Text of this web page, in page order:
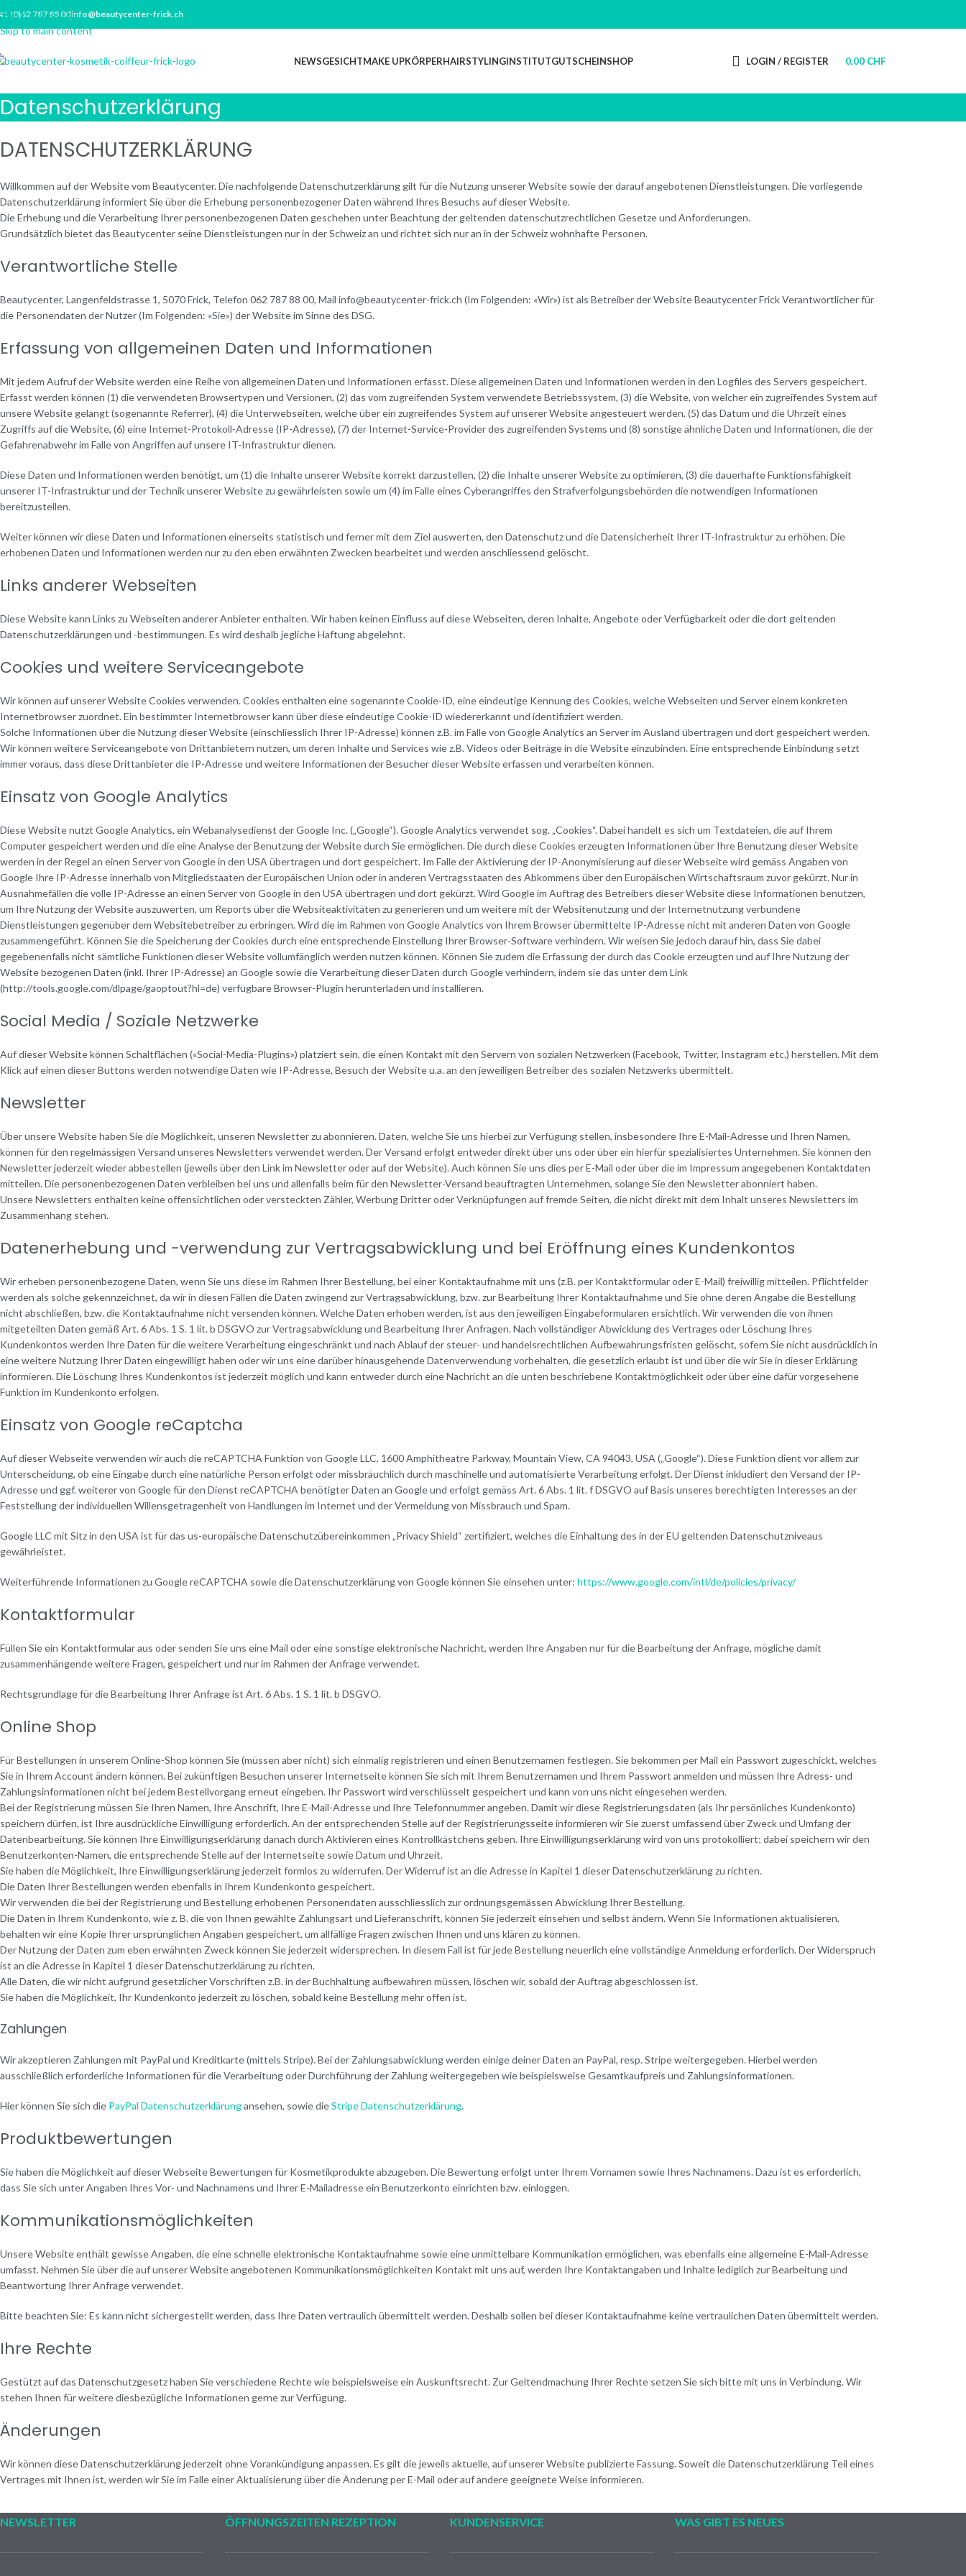
Skip to navigation
Skip to main content
(0)62 787 88 00info@beautycenter-frick.ch
NEWSGESICHTMAKE UPKÖRPERHAIRSTYLINGINSTITUTGUTSCHEINSHOP LOGIN / REGISTER 0,00 CHF
Datenschutzerklärung
DATENSCHUTZERKLÄRUNG
Willkommen auf der Website vom Beautycenter. Die nachfolgende Datenschutzerklärung gilt für die Nutzung unserer Website sowie der darauf angebotenen Dienstleistungen. Die vorliegende
Datenschutzerklärung informiert Sie über die Erhebung personenbezogener Daten während Ihres Besuchs auf dieser Website.
Die Erhebung und die Verarbeitung Ihrer personenbezogenen Daten geschehen unter Beachtung der geltenden datenschutzrechtlichen Gesetze und Anforderungen.
Grundsätzlich bietet das Beautycenter seine Dienstleistungen nur in der Schweiz an und richtet sich nur an in der Schweiz wohnhafte Personen.
Verantwortliche Stelle
Beautycenter, Langenfeldstrasse 1, 5070 Frick, Telefon 062 787 88 00, Mail info@beautycenter-frick.ch (Im Folgenden: «Wir») ist als Betreiber der Website Beautycenter Frick Verantwortlicher für
die Personendaten der Nutzer (Im Folgenden: «Sie») der Website im Sinne des DSG.
Erfassung von allgemeinen Daten und Informationen
Mit jedem Aufruf der Website werden eine Reihe von allgemeinen Daten und Informationen erfasst. Diese allgemeinen Daten und Informationen werden in den Logfiles des Servers gespeichert.
Erfasst werden können (1) die verwendeten Browsertypen und Versionen, (2) das vom zugreifenden System verwendete Betriebssystem, (3) die Website, von welcher ein zugreifendes System auf
unsere Website gelangt (sogenannte Referrer), (4) die Unterwebseiten, welche über ein zugreifendes System auf unserer Website angesteuert werden, (5) das Datum und die Uhrzeit eines
Zugriffs auf die Website, (6) eine Internet-Protokoll-Adresse (IP-Adresse), (7) der Internet-Service-Provider des zugreifenden Systems und (8) sonstige ähnliche Daten und Informationen, die der
Gefahrenabwehr im Falle von Angriffen auf unsere IT-Infrastruktur dienen.
Diese Daten und Informationen werden benötigt, um (1) die Inhalte unserer Website korrekt darzustellen, (2) die Inhalte unserer Website zu optimieren, (3) die dauerhafte Funktionsfähigkeit
unserer IT-Infrastruktur und der Technik unserer Website zu gewährleisten sowie um (4) im Falle eines Cyberangriffes den Strafverfolgungsbehörden die notwendigen Informationen
bereitzustellen.
Weiter können wir diese Daten und Informationen einerseits statistisch und ferner mit dem Ziel auswerten, den Datenschutz und die Datensicherheit Ihrer IT-Infrastruktur zu erhöhen. Die
erhobenen Daten und Informationen werden nur zu den eben erwähnten Zwecken bearbeitet und werden anschliessend gelöscht.
Links anderer Webseiten
Diese Website kann Links zu Webseiten anderer Anbieter enthalten. Wir haben keinen Einfluss auf diese Webseiten, deren Inhalte, Angebote oder Verfügbarkeit oder die dort geltenden
Datenschutzerklärungen und -bestimmungen. Es wird deshalb jegliche Haftung abgelehnt.
Cookies und weitere Serviceangebote
Wir können auf unserer Website Cookies verwenden. Cookies enthalten eine sogenannte Cookie-ID, eine eindeutige Kennung des Cookies, welche Webseiten und Server einem konkreten
Internetbrowser zuordnet. Ein bestimmter Internetbrowser kann über diese eindeutige Cookie-ID wiedererkannt und identifiziert werden.
Solche Informationen über die Nutzung dieser Website (einschliesslich Ihrer IP-Adresse) können z.B. im Falle von Google Analytics an Server im Ausland übertragen und dort gespeichert werden.
Wir können weitere Serviceangebote von Drittanbietern nutzen, um deren Inhalte und Services wie z.B. Videos oder Beiträge in die Website einzubinden. Eine entsprechende Einbindung setzt
immer voraus, dass diese Drittanbieter die IP-Adresse und weitere Informationen der Besucher dieser Website erfassen und verarbeiten können.
Einsatz von Google Analytics
Diese Website nutzt Google Analytics, ein Webanalysedienst der Google Inc. („Google“). Google Analytics verwendet sog. „Cookies“. Dabei handelt es sich um Textdateien, die auf Ihrem
Computer gespeichert werden und die eine Analyse der Benutzung der Website durch Sie ermöglichen. Die durch diese Cookies erzeugten Informationen über Ihre Benutzung dieser Website
werden in der Regel an einen Server von Google in den USA übertragen und dort gespeichert. Im Falle der Aktivierung der IP-Anonymisierung auf dieser Webseite wird gemäss Angaben von
Google Ihre IP-Adresse innerhalb von Mitgliedstaaten der Europäischen Union oder in anderen Vertragsstaaten des Abkommens über den Europäischen Wirtschaftsraum zuvor gekürzt. Nur in
Ausnahmefällen die volle IP-Adresse an einen Server von Google in den USA übertragen und dort gekürzt. Wird Google im Auftrag des Betreibers dieser Website diese Informationen benutzen,
um Ihre Nutzung der Website auszuwerten, um Reports über die Websiteaktivitäten zu generieren und um weitere mit der Websitenutzung und der Internetnutzung verbundene
Dienstleistungen gegenüber dem Websitebetreiber zu erbringen. Wird die im Rahmen von Google Analytics von Ihrem Browser übermittelte IP-Adresse nicht mit anderen Daten von Google
zusammengeführt. Können Sie die Speicherung der Cookies durch eine entsprechende Einstellung Ihrer Browser-Software verhindern. Wir weisen Sie jedoch darauf hin, dass Sie dabei
gegebenenfalls nicht sämtliche Funktionen dieser Website vollumfänglich werden nutzen können. Können Sie zudem die Erfassung der durch das Cookie erzeugten und auf Ihre Nutzung der
Website bezogenen Daten (inkl. Ihrer IP-Adresse) an Google sowie die Verarbeitung dieser Daten durch Google verhindern, indem sie das unter dem Link
(http://tools.google.com/dlpage/gaoptout?hl=de) verfügbare Browser-Plugin herunterladen und installieren.
Social Media / Soziale Netzwerke
Auf dieser Website können Schaltflächen («Social-Media-Plugins») platziert sein, die einen Kontakt mit den Servern von sozialen Netzwerken (Facebook, Twitter, Instagram etc.) herstellen. Mit dem
Klick auf einen dieser Buttons werden notwendige Daten wie IP-Adresse, Besuch der Website u.a. an den jeweiligen Betreiber des sozialen Netzwerks übermittelt.
Newsletter
Über unsere Website haben Sie die Möglichkeit, unseren Newsletter zu abonnieren. Daten, welche Sie uns hierbei zur Verfügung stellen, insbesondere Ihre E-Mail-Adresse und Ihren Namen,
können für den regelmässigen Versand unseres Newsletters verwendet werden. Der Versand erfolgt entweder direkt über uns oder über ein hierfür spezialisiertes Unternehmen. Sie können den
Newsletter jederzeit wieder abbestellen (jeweils über den Link im Newsletter oder auf der Website). Auch können Sie uns dies per E-Mail oder über die im Impressum angegebenen Kontaktdaten
mitteilen. Die personenbezogenen Daten verbleiben bei uns und allenfalls beim für den Newsletter-Versand beauftragten Unternehmen, solange Sie den Newsletter abonniert haben.
Unsere Newsletters enthalten keine offensichtlichen oder versteckten Zähler, Werbung Dritter oder Verknüpfungen auf fremde Seiten, die nicht direkt mit dem Inhalt unseres Newsletters im
Zusammenhang stehen.
Datenerhebung und -verwendung zur Vertragsabwicklung und bei Eröffnung eines Kundenkontos
Wir erheben personenbezogene Daten, wenn Sie uns diese im Rahmen Ihrer Bestellung, bei einer Kontaktaufnahme mit uns (z.B. per Kontaktformular oder E-Mail) freiwillig mitteilen. Pflichtfelder
werden als solche gekennzeichnet, da wir in diesen Fällen die Daten zwingend zur Vertragsabwicklung, bzw. zur Bearbeitung Ihrer Kontaktaufnahme und Sie ohne deren Angabe die Bestellung
nicht abschließen, bzw. die Kontaktaufnahme nicht versenden können. Welche Daten erhoben werden, ist aus den jeweiligen Eingabeformularen ersichtlich. Wir verwenden die von ihnen
mitgeteilten Daten gemäß Art. 6 Abs. 1 S. 1 lit. b DSGVO zur Vertragsabwicklung und Bearbeitung Ihrer Anfragen. Nach vollständiger Abwicklung des Vertrages oder Löschung Ihres
Kundenkontos werden Ihre Daten für die weitere Verarbeitung eingeschränkt und nach Ablauf der steuer- und handelsrechtlichen Aufbewahrungsfristen gelöscht, sofern Sie nicht ausdrücklich in
eine weitere Nutzung Ihrer Daten eingewilligt haben oder wir uns eine darüber hinausgehende Datenverwendung vorbehalten, die gesetzlich erlaubt ist und über die wir Sie in dieser Erklärung
informieren. Die Löschung Ihres Kundenkontos ist jederzeit möglich und kann entweder durch eine Nachricht an die unten beschriebene Kontaktmöglichkeit oder über eine dafür vorgesehene
Funktion im Kundenkonto erfolgen.
Einsatz von Google reCaptcha
Auf dieser Webseite verwenden wir auch die reCAPTCHA Funktion von Google LLC, 1600 Amphitheatre Parkway, Mountain View, CA 94043, USA („Google“). Diese Funktion dient vor allem zur
Unterscheidung, ob eine Eingabe durch eine natürliche Person erfolgt oder missbräuchlich durch maschinelle und automatisierte Verarbeitung erfolgt. Der Dienst inkludiert den Versand der IP-
Adresse und ggf. weiterer von Google für den Dienst reCAPTCHA benötigter Daten an Google und erfolgt gemäss Art. 6 Abs. 1 lit. f DSGVO auf Basis unseres berechtigten Interesses an der
Feststellung der individuellen Willensgetragenheit von Handlungen im Internet und der Vermeidung von Missbrauch und Spam.
Google LLC mit Sitz in den USA ist für das us-europäische Datenschutzübereinkommen „Privacy Shield“ zertifiziert, welches die Einhaltung des in der EU geltenden Datenschutzniveaus
gewährleistet.
Weiterführende Informationen zu Google reCAPTCHA sowie die Datenschutzerklärung von Google können Sie einsehen unter: https://www.google.com/intl/de/policies/privacy/
Kontaktformular
Füllen Sie ein Kontaktformular aus oder senden Sie uns eine Mail oder eine sonstige elektronische Nachricht, werden Ihre Angaben nur für die Bearbeitung der Anfrage, mögliche damit
zusammenhängende weitere Fragen, gespeichert und nur im Rahmen der Anfrage verwendet.
Rechtsgrundlage für die Bearbeitung Ihrer Anfrage ist Art. 6 Abs. 1 S. 1 lit. b DSGVO.
Online Shop
Für Bestellungen in unserem Online-Shop können Sie (müssen aber nicht) sich einmalig registrieren und einen Benutzernamen festlegen. Sie bekommen per Mail ein Passwort zugeschickt, welches
Sie in Ihrem Account ändern können. Bei zukünftigen Besuchen unserer Internetseite können Sie sich mit Ihrem Benutzernamen und Ihrem Passwort anmelden und müssen Ihre Adress- und
Zahlungsinformationen nicht bei jedem Bestellvorgang erneut eingeben. Ihr Passwort wird verschlüsselt gespeichert und kann von uns nicht eingesehen werden.
Bei der Registrierung müssen Sie Ihren Namen, Ihre Anschrift, Ihre E-Mail-Adresse und Ihre Telefonnummer angeben. Damit wir diese Registrierungsdaten (als Ihr persönliches Kundenkonto)
speichern dürfen, ist Ihre ausdrückliche Einwilligung erforderlich. An der entsprechenden Stelle auf der Registrierungsseite informieren wir Sie zuerst umfassend über Zweck und Umfang der
Datenbearbeitung. Sie können Ihre Einwilligungserklärung danach durch Aktivieren eines Kontrollkästchens geben. Ihre Einwilligungserklärung wird von uns protokolliert; dabei speichern wir den
Benutzerkonten-Namen, die entsprechende Stelle auf der Internetseite sowie Datum und Uhrzeit.
Sie haben die Möglichkeit, Ihre Einwilligungserklärung jederzeit formlos zu widerrufen. Der Widerruf ist an die Adresse in Kapitel 1 dieser Datenschutzerklärung zu richten.
Die Daten Ihrer Bestellungen werden ebenfalls in Ihrem Kundenkonto gespeichert.
Wir verwenden die bei der Registrierung und Bestellung erhobenen Personendaten ausschliesslich zur ordnungsgemässen Abwicklung Ihrer Bestellung.
Die Daten in Ihrem Kundenkonto, wie z. B. die von Ihnen gewählte Zahlungsart und Lieferanschrift, können Sie jederzeit einsehen und selbst ändern. Wenn Sie Informationen aktualisieren,
behalten wir eine Kopie Ihrer ursprünglichen Angaben gespeichert, um allfällige Fragen zwischen Ihnen und uns klären zu können.
Der Nutzung der Daten zum eben erwähnten Zweck können Sie jederzeit widersprechen. In diesem Fall ist für jede Bestellung neuerlich eine vollständige Anmeldung erforderlich. Der Widerspruch
ist an die Adresse in Kapitel 1 dieser Datenschutzerklärung zu richten.
Alle Daten, die wir nicht aufgrund gesetzlicher Vorschriften z.B. in der Buchhaltung aufbewahren müssen, löschen wir, sobald der Auftrag abgeschlossen ist.
Sie haben die Möglichkeit, Ihr Kundenkonto jederzeit zu löschen, sobald keine Bestellung mehr offen ist.
Zahlungen
Wir akzeptieren Zahlungen mit PayPal und Kreditkarte (mittels Stripe). Bei der Zahlungsabwicklung werden einige deiner Daten an PayPal, resp. Stripe weitergegeben. Hierbei werden
ausschließlich erforderliche Informationen für die Verarbeitung oder Durchführung der Zahlung weitergegeben wie beispielsweise Gesamtkaufpreis und Zahlungsinformationen.
Hier können Sie sich die PayPal Datenschutzerklärungansehen, sowie dieStripe Datenschutzerklärung.
Produktbewertungen
Sie haben die Möglichkeit auf dieser Webseite Bewertungen für Kosmetikprodukte abzugeben. Die Bewertung erfolgt unter Ihrem Vornamen sowie Ihres Nachnamens. Dazu ist es erforderlich,
dass Sie sich unter Angaben Ihres Vor- und Nachnamens und Ihrer E-Mailadresse ein Benutzerkonto einrichten bzw. einloggen.
Kommunikationsmöglichkeiten
Unsere Website enthält gewisse Angaben, die eine schnelle elektronische Kontaktaufnahme sowie eine unmittelbare Kommunikation ermöglichen, was ebenfalls eine allgemeine E-Mail-Adresse
umfasst. Nehmen Sie über die auf unserer Website angebotenen Kommunikationsmöglichkeiten Kontakt mit uns auf, werden Ihre Kontaktangaben und Inhalte lediglich zur Bearbeitung und
Beantwortung Ihrer Anfrage verwendet.
Bitte beachten Sie: Es kann nicht sichergestellt werden, dass Ihre Daten vertraulich übermittelt werden. Deshalb sollen bei dieser Kontaktaufnahme keine vertraulichen Daten übermittelt werden.
Ihre Rechte
Gestützt auf das Datenschutzgesetz haben Sie verschiedene Rechte wie beispielsweise ein Auskunftsrecht. Zur Geltendmachung Ihrer Rechte setzen Sie sich bitte mit uns in Verbindung. Wir
stehen Ihnen für weitere diesbezügliche Informationen gerne zur Verfügung.
Änderungen
Wir können diese Datenschutzerklärung jederzeit ohne Vorankündigung anpassen. Es gilt die jeweils aktuelle, auf unserer Website publizierte Fassung. Soweit die Datenschutzerklärung Teil eines
Vertrages mit Ihnen ist, werden wir Sie im Falle einer Aktualisierung über die Änderung per E-Mail oder auf andere geeignete Weise informieren.
NEWSLETTER ÖFFNUNGSZEITEN REZEPTION KUNDENSERVICE WAS GIBT ES NEUES